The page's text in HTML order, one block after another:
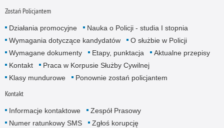
Zostań Policjantem
Działania promocyjne
Nauka o Policji - studia I stopnia
Wymagania dotyczące kandydatów
O służbie w Policji
Wymagane dokumenty
Etapy, punktacja
Aktualne przepisy
Kontakt
Praca w Korpusie Służby Cywilnej
Klasy mundurowe
Ponownie zostań policjantem
Kontakt
Informacje kontaktowe
Zespół Prasowy
Numer ratunkowy SMS
Zgłoś korupcję